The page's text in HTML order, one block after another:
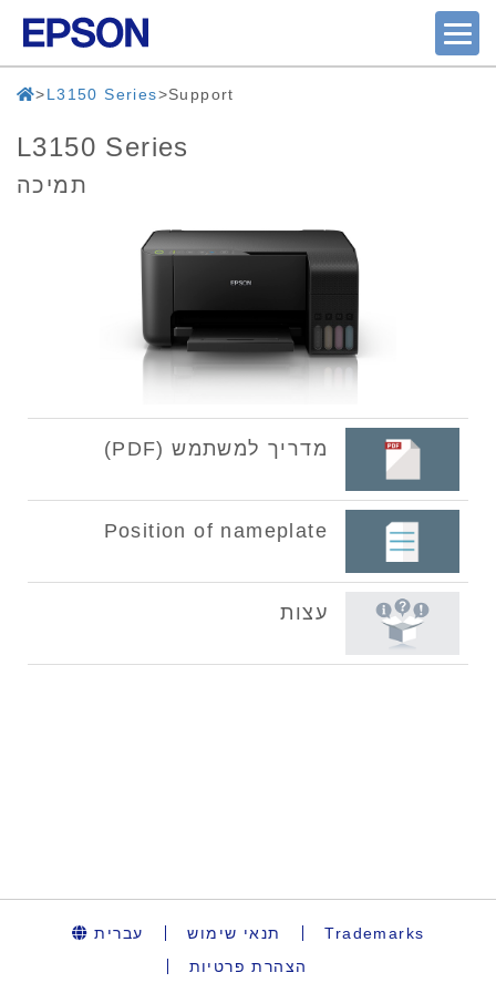
L3150 Series Support
L3150 Series
תמיכה
עברית תנאי שימוש
Trademarks
הצהרת פרטיות